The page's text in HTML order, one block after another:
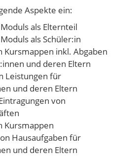
Aspekte ein:
als Elternteil
als Schüler:in
Kursmappen inkl. Abgaben
und deren Eltern
Leistungen für
und deren Eltern
von
Kursmappen
Hausaufgaben für
und deren Eltern